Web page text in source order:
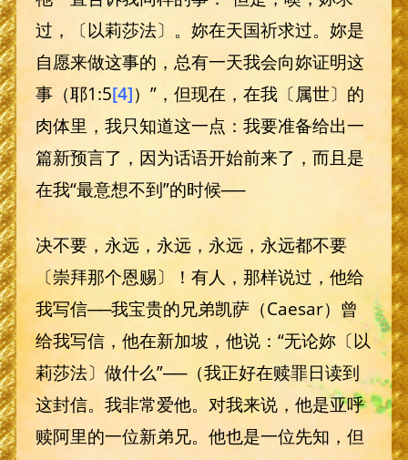
过，〔以莉莎法〕。妳在天国祈求过。妳是
自愿来做这事的，总有一天我会向妳证明这
事（耶1:5[4]）”，但现在，在我〔属世〕的
肉体里，我只知道这一点：我要准备给出一
篇新预言了，因为话语开始前来了，而且是
在我“最意想不到”的时候──
决不要，永远，永远，永远，永远都不要
〔崇拜那个恩赐〕！有人，那样说过，他给
我写信──我宝贵的兄弟凯萨（Caesar）曾
给我写信，他在新加坡，他说：“无论妳〔以
莉莎法〕做什么”──（我正好在赎罪日读到
这封信。我非常爱他。对我来说，他是亚呼
赎阿里的一位新弟兄。他也是一位先知，但